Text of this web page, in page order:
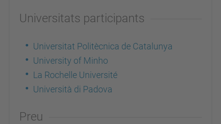
Universitats participants
Universitat Politècnica de Catalunya
University of Minho
La Rochelle Université
Università di Padova
Preu